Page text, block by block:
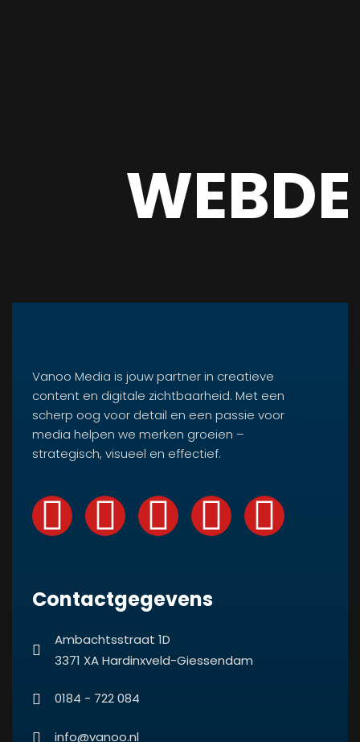
Vanoo Media is jouw partner in creatieve
content en digitale zichtbaarheid. Met een
scherp oog voor detail en een passie voor
media helpen we merken groeien –
strategisch, visueel en effectief.
Contactgegevens
Ambachtsstraat 1D
3371 XA Hardinxveld-Giessendam
0184 - 722 084
info@vanoo.nl